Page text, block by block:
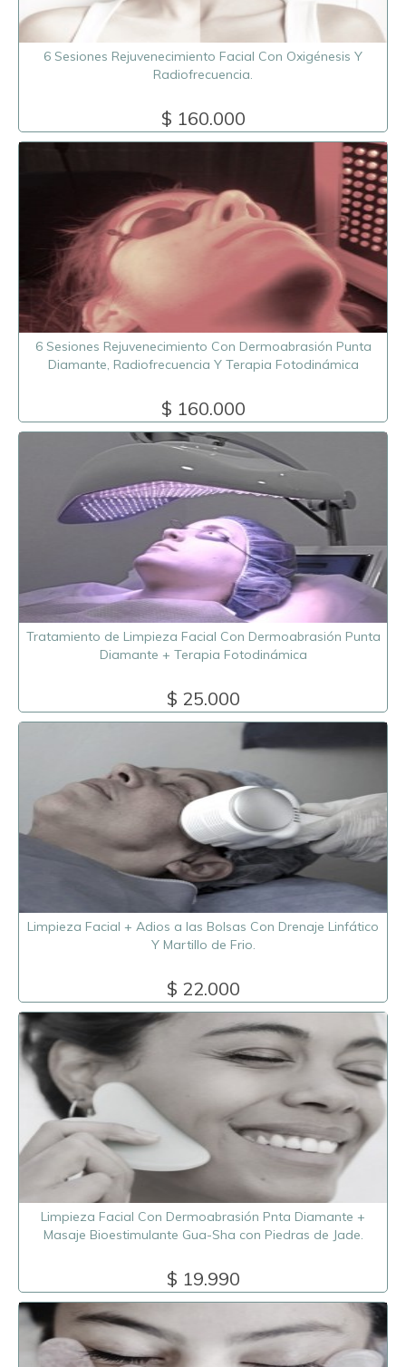
6 Sesiones Rejuvenecimiento Facial Con Oxigénesis Y
Radiofrecuencia.
$ 160.000
6 Sesiones Rejuvenecimiento Con Dermoabrasión Punta
Diamante, Radiofrecuencia Y Terapia Fotodinámica
$ 160.000
Tratamiento de Limpieza Facial Con Dermoabrasión Punta
Diamante + Terapia Fotodinámica
$ 25.000
Limpieza Facial + Adios a las Bolsas Con Drenaje Linfático
Y Martillo de Frio.
$ 22.000
Limpieza Facial Con Dermoabrasión Pnta Diamante +
Masaje Bioestimulante Gua-Sha con Piedras de Jade.
$ 19.990